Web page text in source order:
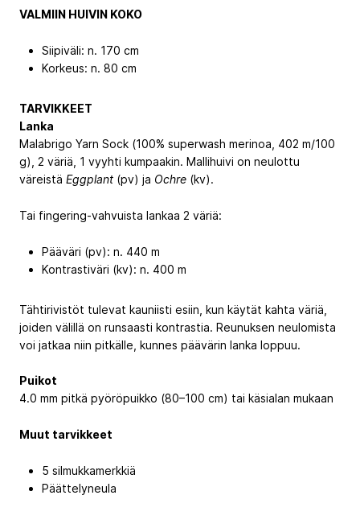
VALMIIN HUIVIN KOKO
Siipiväli: n. 170 cm
Korkeus: n. 80 cm
TARVIKKEET
Lanka
Malabrigo Yarn Sock (100% superwash merinoa, 402 m/100
g), 2 väriä, 1 vyyhti kumpaakin. Mallihuivi on neulottu
väreistä Eggplant (pv) ja Ochre (kv).
Tai fingering-vahvuista lankaa 2 väriä:
Pääväri (pv): n. 440 m
Kontrastiväri (kv): n. 400 m
Tähtirivistöt tulevat kauniisti esiin, kun käytät kahta väriä,
joiden välillä on runsaasti kontrastia. Reunuksen neulomista
voi jatkaa niin pitkälle, kunnes päävärin lanka loppuu.
Puikot
4.0 mm pitkä pyöröpuikko (80–100 cm) tai käsialan mukaan
Muut tarvikkeet
5 silmukkamerkkiä
Päättelyneula